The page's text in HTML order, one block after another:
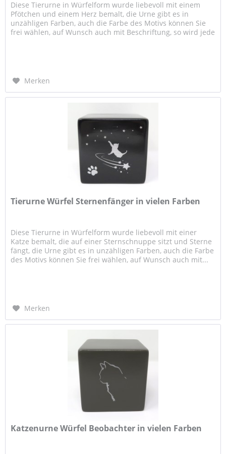
Diese Tierurne in Würfelform wurde liebevoll mit einem
Pfötchen und einem Herz bemalt, die Urne gibt es in
unzähligen Farben, auch die Farbe des Motivs können Sie
frei wählen, auf Wunsch auch mit Beschriftung, so wird jede
Merken
Tierurne Würfel Sternenfänger in vielen Farben
Diese Tierurne in Würfelform wurde liebevoll mit einer
Katze bemalt, die auf einer Sternschnuppe sitzt und Sterne
fängt, die Urne gibt es in unzähligen Farben, auch die Farbe
des Motivs können Sie frei wählen, auf Wunsch auch mit...
Merken
Katzenurne Würfel Beobachter in vielen Farben